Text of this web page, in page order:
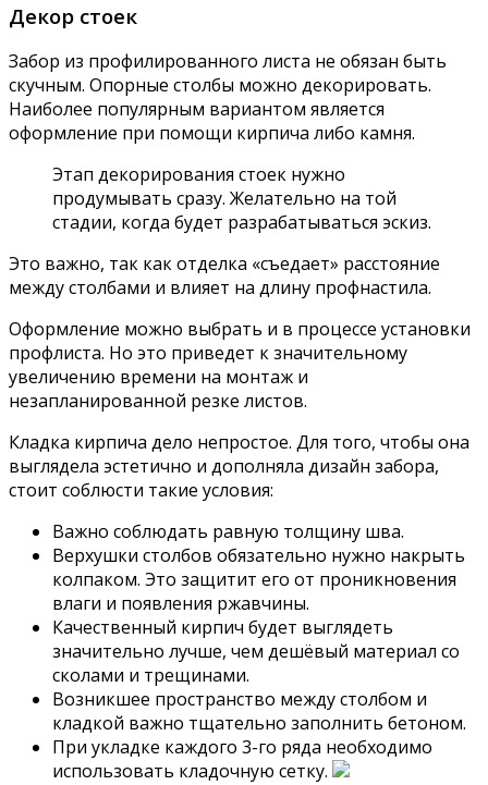
Декор стоек
Забор из профилированного листа не обязан быть
скучным. Опорные столбы можно декорировать.
Наиболее популярным вариантом является
оформление при помощи кирпича либо камня.
Этап декорирования стоек нужно
продумывать сразу. Желательно на той
стадии, когда будет разрабатываться эскиз.
Это важно, так как отделка «съедает» расстояние
между столбами и влияет на длину профнастила.
Оформление можно выбрать и в процессе установки
профлиста. Но это приведет к значительному
увеличению времени на монтаж и
незапланированной резке листов.
Кладка кирпича дело непростое. Для того, чтобы она
выглядела эстетично и дополняла дизайн забора,
стоит соблюсти такие условия:
Важно соблюдать равную толщину шва.
Верхушки столбов обязательно нужно накрыть
колпаком. Это защитит его от проникновения
влаги и появления ржавчины.
Качественный кирпич будет выглядеть
значительно лучше, чем дешёвый материал со
сколами и трещинами.
Возникшее пространство между столбом и
кладкой важно тщательно заполнить бетоном.
При укладке каждого 3-го ряда необходимо
использовать кладочную сетку.